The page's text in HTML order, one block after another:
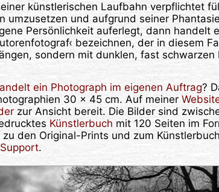
künstlerischen Laufbahn verpflichtet
umzusetzen und aufgrund seiner
Persönlichkeit auferlegt, dann handelt
bezeichnen, der in diesem
sondern mit dunklen, fast schwarzen
ein Photograph im eigenen Auftrag?
30 x 45 cm. Auf meiner
zur Ansicht bereit. Die Bilder sind
Künstlerbuch mit 120 Seiten im
den Original-Prints und zum
Support.